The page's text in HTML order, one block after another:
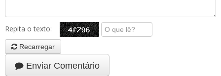
Repita o texto:
Recarregar
Enviar Comentário